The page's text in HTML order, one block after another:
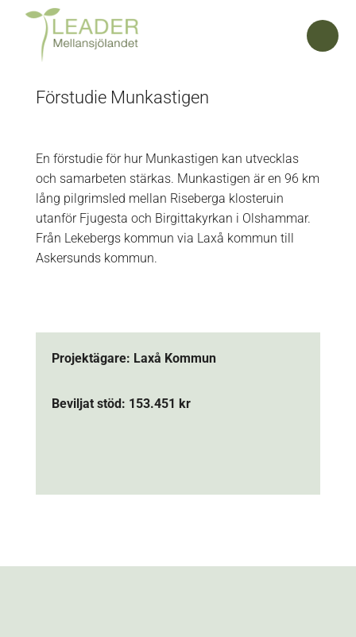
Förstudie Munkastigen
En förstudie för hur Munkastigen kan utvecklas
och samarbeten stärkas. Munkastigen är en 96 km
lång pilgrimsled mellan Riseberga klosteruin
utanför Fjugesta och Birgittakyrkan i Olshammar.
Från Lekebergs kommun via Laxå kommun till
Askersunds kommun.
Projektägare: Laxå Kommun
Beviljat stöd: 153.451 kr